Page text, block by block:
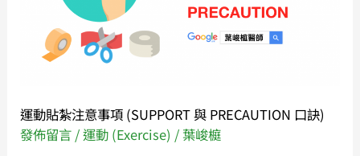
運動貼紮注意事項 (SUPPORT 與 PRECAUTION 口訣)
發佈留言 /運動 (Exercise) / 葉峻榳
與
PRECAUTION